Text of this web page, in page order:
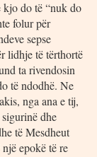
kjo do të “nuk do
folur për
sepse
lidhje të tërthortë
ta rivendosin
të ndodhë. Ne
nga ana e tij,
dhe
të Mesdheut
epokë të re